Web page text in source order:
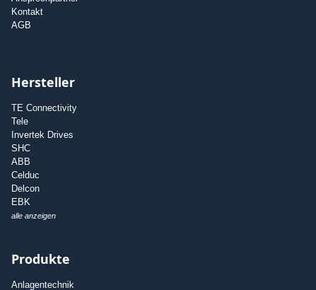
Kontakt
AGB
Hersteller
TE Connectivity
Tele
Invertek Drives
SHC
ABB
Celduc
Delcon
EBK
alle anzeigen
Produkte
Anlagentechnik